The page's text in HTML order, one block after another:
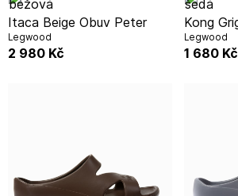
Itaca Beige Obuv Peter
Legwood
2 980 Kč
Kong Grigio Obuv Peter
Legwood
1 680 Kč